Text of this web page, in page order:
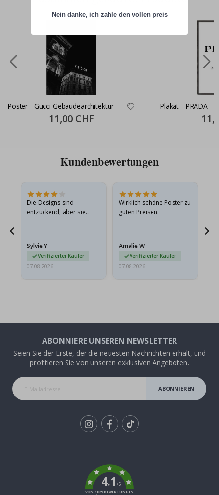
Poster - Gucci Gebäudearchitektur
Special
Price
11,00 CHF
Plakat - PRADA
Price
Kundenbewertungen
Die Designs sind
entzückend, aber sie
sie…
Sylvie Y
Verifizierter Käufer
07.08.2026
Wirklich schöne Poster zu
guten Preisen.
Amalie W
Verifizierter Käufer
07.08.2026
ABONNIERE UNSEREN NEWSLETTER
Seien Sie der Erste, der die neuesten Nachrichten erhält, und
profitieren Sie von unseren exklusiven Angeboten.
ABONNIEREN
4.1/5
VON 1029 BEWERTUNGEN
Nein danke, ich zahle den vollen preis